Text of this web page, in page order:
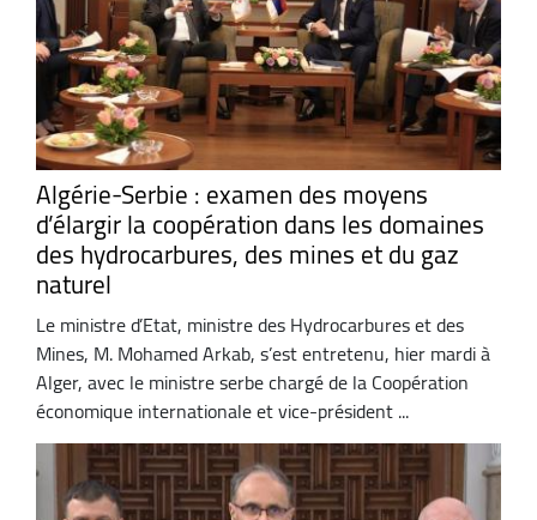
Algérie-Serbie : examen des moyens
d’élargir la coopération dans les domaines
des hydrocarbures, des mines et du gaz
naturel
Le ministre d’Etat, ministre des Hydrocarbures et des
Mines, M. Mohamed Arkab, s’est entretenu, hier mardi à
Alger, avec le ministre serbe chargé de la Coopération
économique internationale et vice-président ...